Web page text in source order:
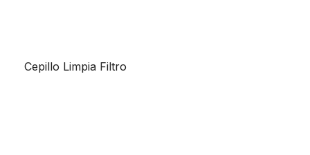
Cepillo Limpia Filtro